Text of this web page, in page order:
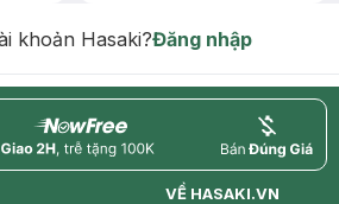
khoản Hasaki?Đăng nhập
nowfree price
VỀ HASAKI.VN